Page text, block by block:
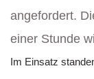
angefordert.
einer Stunde
Im Einsatz